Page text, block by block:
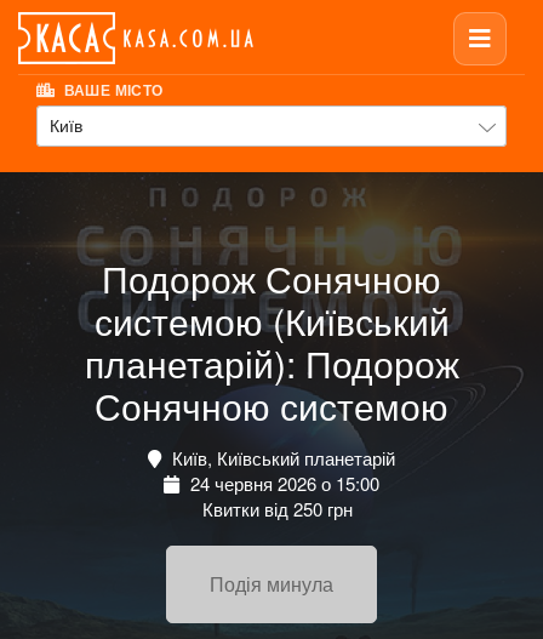
ВАШЕ МІСТО
Київ
Подорож Сонячною
системою (Київський
планетарій): Подорож
Сонячною системою
Київ, Київський планетарій
24 червня 2026 о 15:00
Квитки від 250 грн
Подія минула